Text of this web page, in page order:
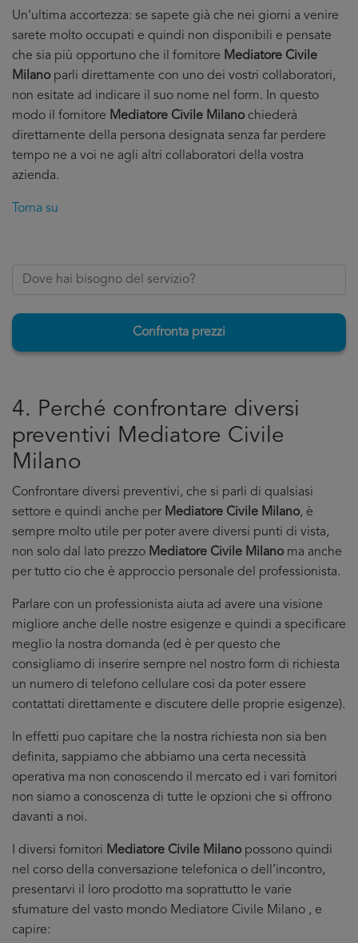
Un’ultima accortezza: se sapete già che nei giorni a venire
sarete molto occupati e quindi non disponibili e pensate
che sia più opportuno che il fornitore Mediatore Civile
Milanoparli direttamente con uno dei vostri collaboratori,
non esitate ad indicare il suo nome nel form. In questo
modo il fornitore Mediatore Civile Milanochiederà
direttamente della persona designata senza far perdere
tempo ne a voi ne agli altri collaboratori della vostra
azienda.
Torna su
Confronta prezzi
4. Perché confrontare diversi
preventivi Mediatore Civile
Milano
Confrontare diversi preventivi, che si parli di qualsiasi
settore e quindi anche per Mediatore Civile Milano, è
sempre molto utile per poter avere diversi punti di vista,
non solo dal lato prezzo Mediatore Civile Milanoma anche
per tutto cio che è approccio personale del professionista.
Parlare con un professionista aiuta ad avere una visione
migliore anche delle nostre esigenze e quindi a specificare
meglio la nostra domanda (ed è per questo che
consigliamo di inserire sempre nel nostro form di richiesta
un numero di telefono cellulare cosi da poter essere
contattati direttamente e discutere delle proprie esigenze).
In effetti puo capitare che la nostra richiesta non sia ben
definita, sappiamo che abbiamo una certa necessità
operativa ma non conoscendo il mercato ed i vari fornitori
non siamo a conoscenza di tutte le opzioni che si offrono
davanti a noi.
I diversi fornitori Mediatore Civile Milanopossono quindi
nel corso della conversazione telefonica o dell’incontro,
presentarvi il loro prodotto ma soprattutto le varie
sfumature del vasto mondo Mediatore Civile Milano , e
capire: